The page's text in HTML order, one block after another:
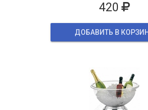
420
ДОБАВИТЬ В